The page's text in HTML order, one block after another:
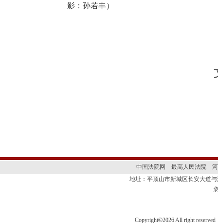
影：孙若丰）
中国法院网 最高人民法院
地址：平顶山市新城区长安大
Copyright©2026 All right